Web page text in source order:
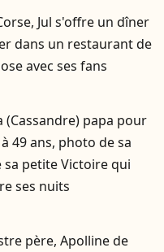
Jul s'offre un dîner
dans un restaurant de
avec ses fans
(Cassandre) papa pour
49 ans, photo de sa
petite Victoire qui
ses nuits
père, Apolline de